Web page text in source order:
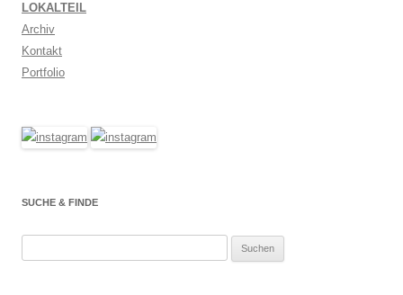
LOKALTEIL
Archiv
Kontakt
Portfolio
SUCHE & FINDE